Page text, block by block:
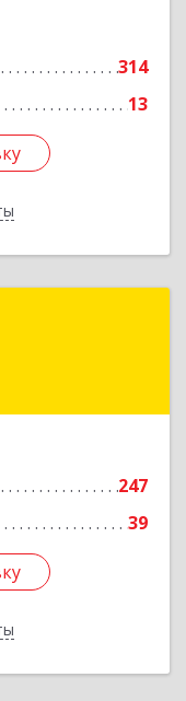
314
13
247
39